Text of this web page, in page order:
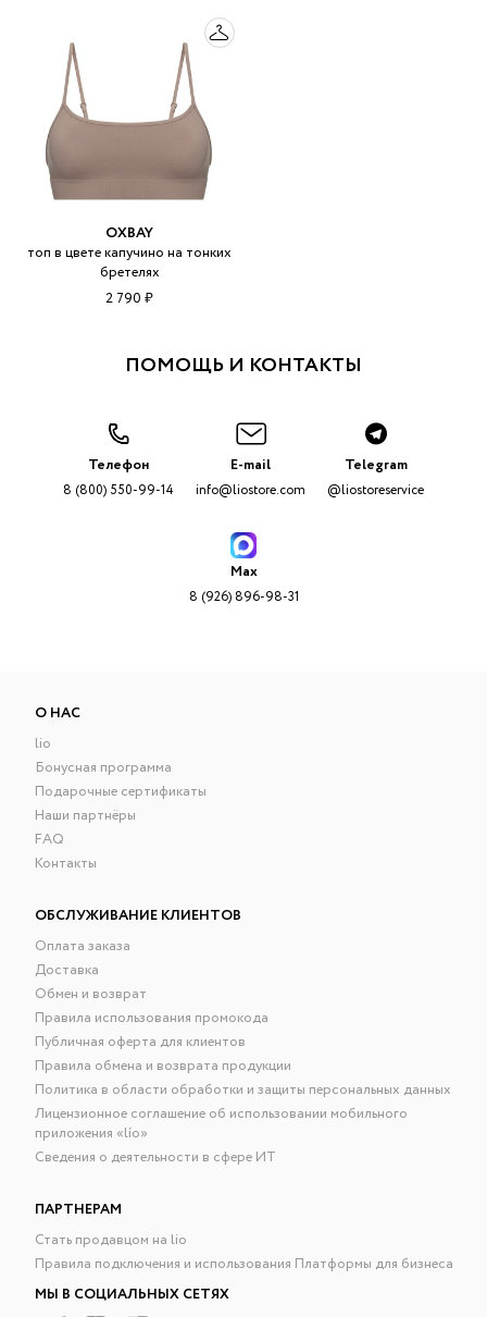
OXBAY
топ в цвете капучино на тонких
бретелях
2 790 ₽
ПОМОЩЬ И КОНТАКТЫ
Телефон
8 (800) 550-99-14
E-mail
info@liostore.com
Telegram
@liostoreservice
Max
8 (926) 896-98-31
О НАС
lio
Бонусная программа
Подарочные сертификаты
Наши партнёры
FAQ
Контакты
ОБСЛУЖИВАНИЕ КЛИЕНТОВ
Оплата заказа
Доставка
Обмен и возврат
Правила использования промокода
Публичная оферта для клиентов
Правила обмена и возврата продукции
Политика в области обработки и защиты персональных данных
Лицензионное соглашение об использовании мобильного
приложения «lío»
Сведения о деятельности в сфере ИТ
ПАРТНЕРАМ
Стать продавцом на lio
Правила подключения и использования Платформы для бизнеса
МЫ В СОЦИАЛЬНЫХ СЕТЯХ